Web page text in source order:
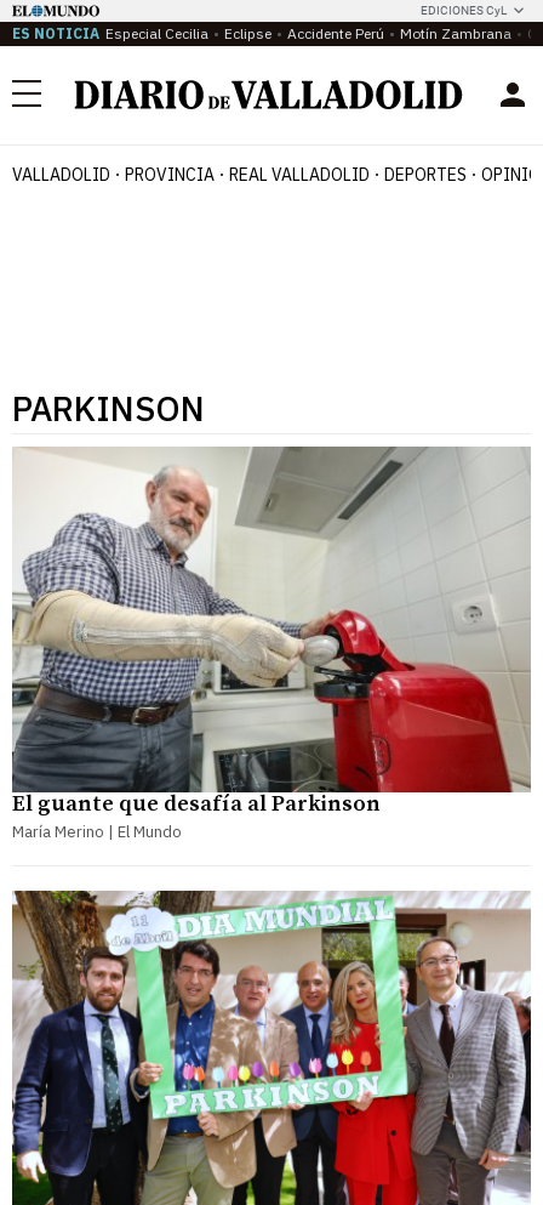
EDICIONES CyL
ES NOTICIA Especial Cecilia Eclipse Accidente Perú Motín Zambrana
Menú
VALLADOLID PROVINCIA REAL VALLADOLID DEPORTES
PARKINSON
El guante que desafía al Parkinson
María Merino | El Mundo